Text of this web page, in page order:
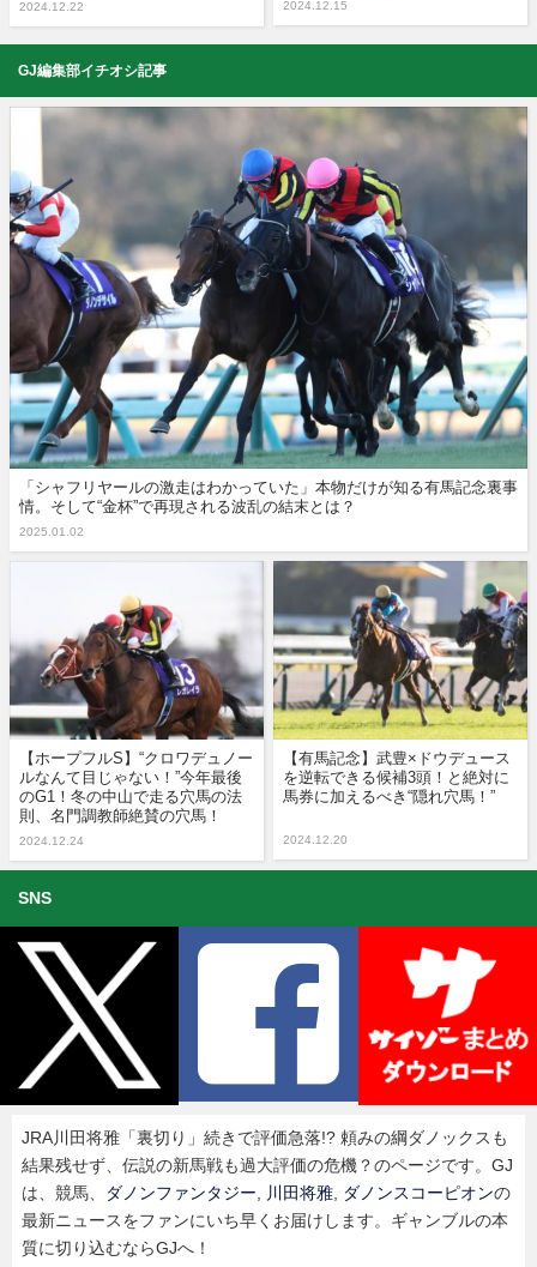
2024.12.22 2024.12.15
GJ編集部イチオシ記事
「シャフリヤールの激走はわかっていた」本物だけが知る有馬記念裏事
情。そして“金杯”で再現される波乱の結末とは？
2025.01.02
【ホープフルS】“クロワデュノー
ルなんて目じゃない！”今年最後
のG1！冬の中山で走る穴馬の法
則、名門調教師絶賛の穴馬！
2024.12.24
【有馬記念】武豊×ドウデュース
を逆転できる候補3頭！と絶対に
馬券に加えるべき“隠れ穴馬！”
2024.12.20
SNS
JRA川田将雅「裏切り」続きで評価急落!? 頼みの綱ダノックスも
結果残せず、伝説の新馬戦も過大評価の危機？のページです。GJ
は、競馬、
ダノンファンタジー 川田将雅 ダノンスコーピオンの
最新ニュースをファンにいち早くお届けします。ギャンブルの本
質に切り込むならGJへ！